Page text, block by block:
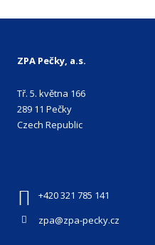
ZPA Pečky, a.s.
Tř. 5. května 166
289 11 Pečky
Czech Republic
+420 321 785 141
zpa@zpa-pecky.cz